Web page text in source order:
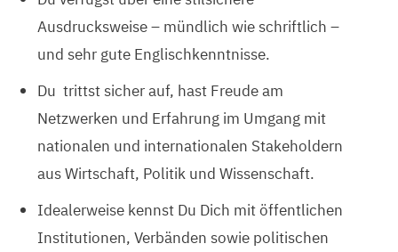
Ausdrucksweise – mündlich wie schriftlich –
und sehr gute Englischkenntnisse.
Du trittst sicher auf, hast Freude am
Netzwerken und Erfahrung im Umgang mit
nationalen und internationalen Stakeholdern
aus Wirtschaft, Politik und Wissenschaft.
Idealerweise kennst Du Dich mit öffentlichen
Institutionen, Verbänden sowie politischen